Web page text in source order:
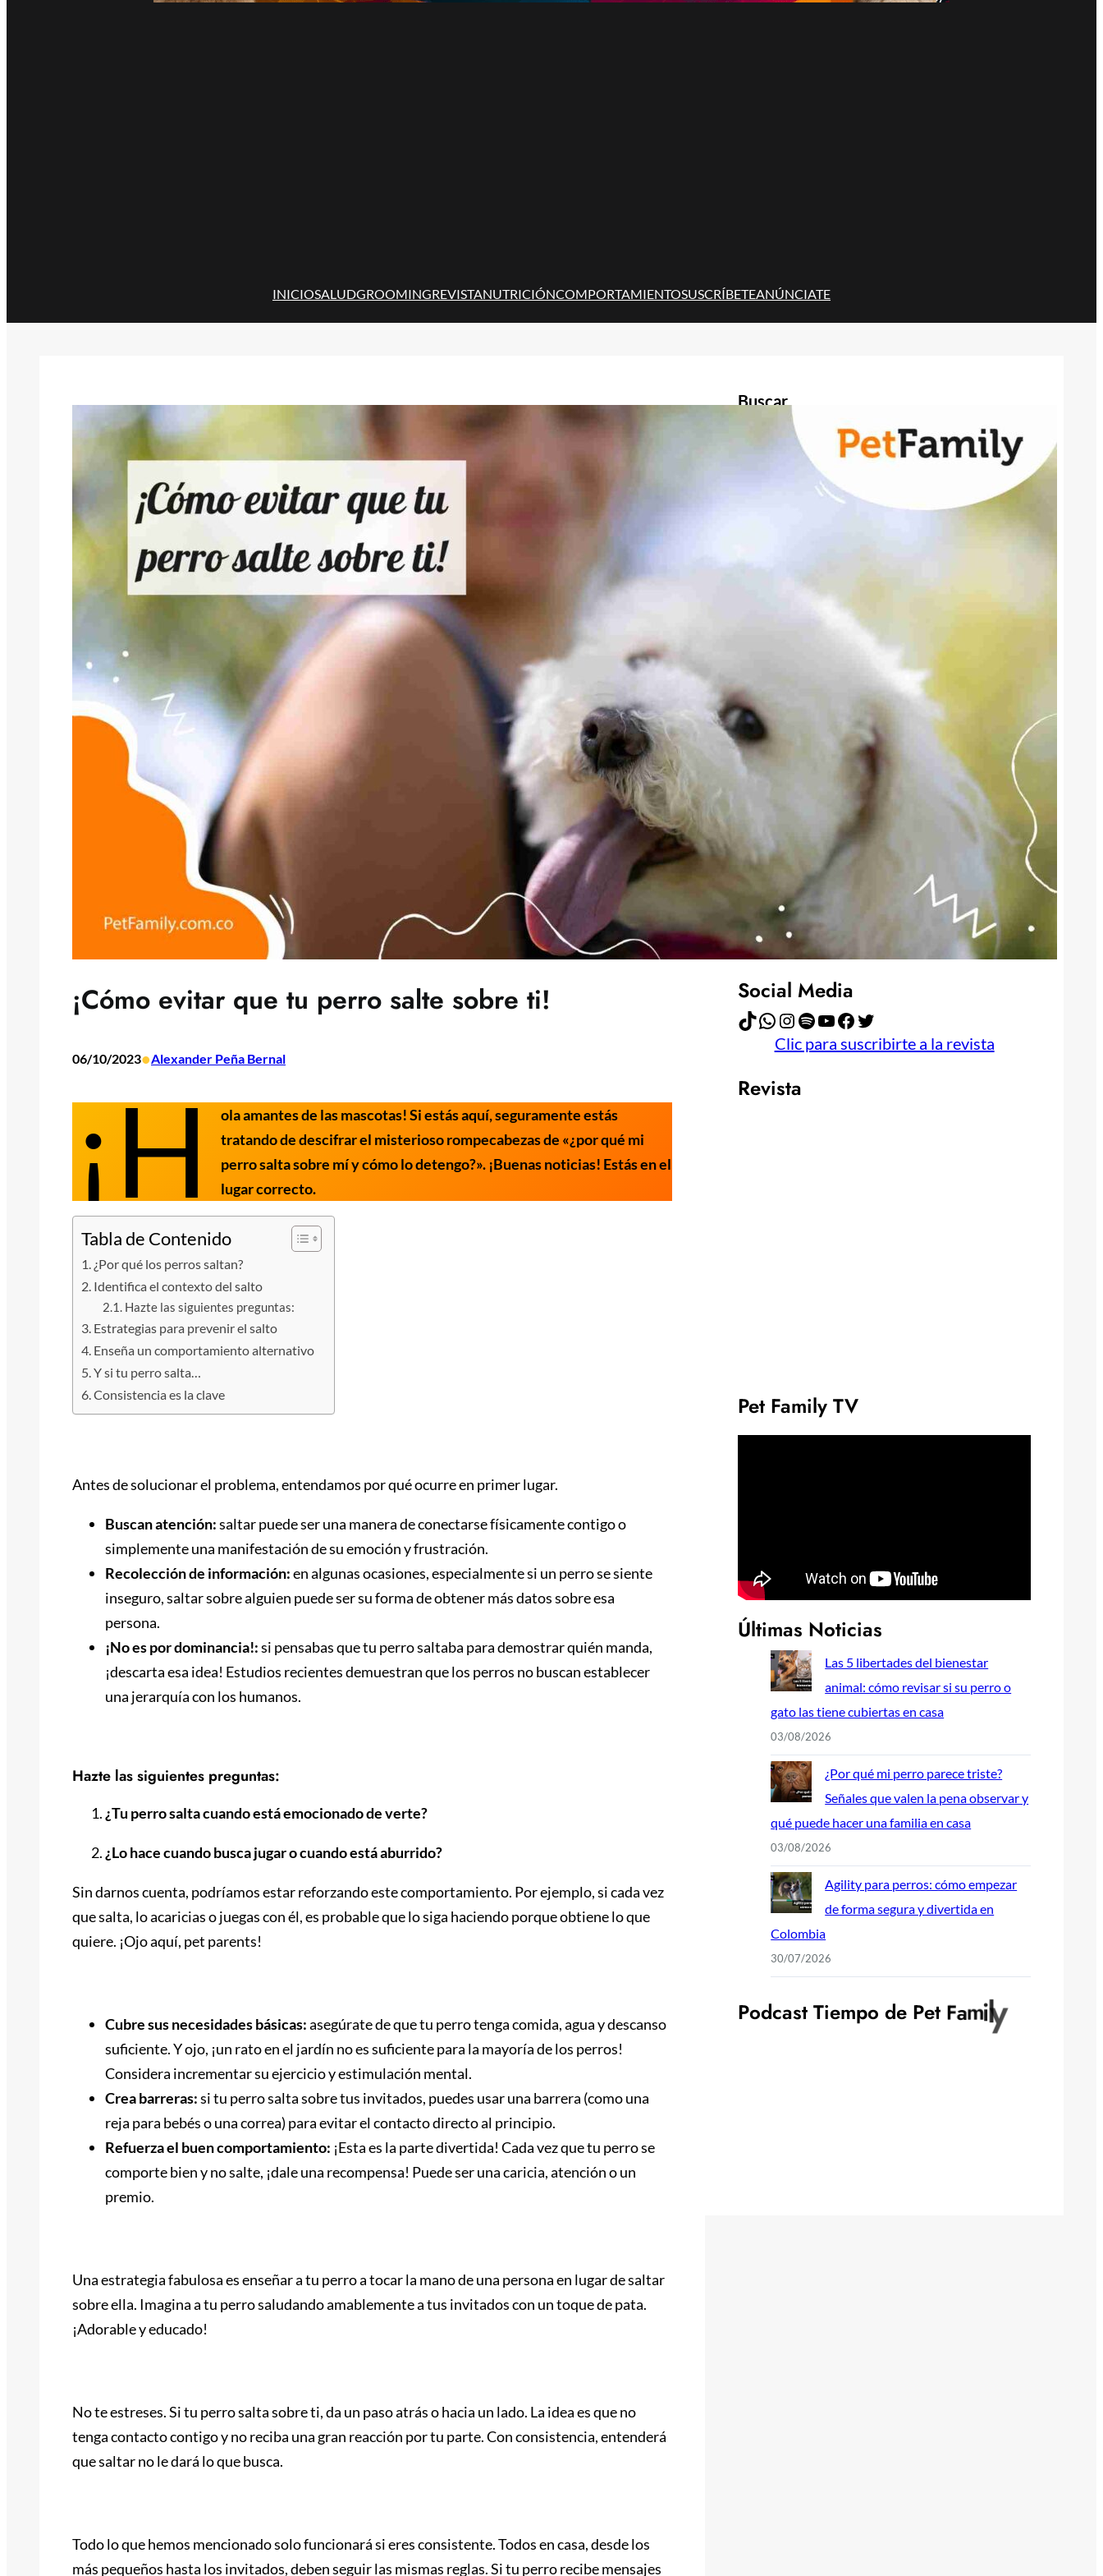
INICIOSALUDGROOMINGREVISTANUTRICIÓNCOMPORTAMIENTOSUSCRÍBETEANÚNCIATE
¡Cómo evitar que tu perro salte sobre ti!
06/10/2023•Alexander Peña Bernal
¡H
ola amantes de las mascotas! Si estás aquí, seguramente estás
tratando de descifrar el misterioso rompecabezas de «¿por qué mi
perro salta sobre mí y cómo lo detengo?». ¡Buenas noticias! Estás en el
lugar correcto.
Tabla de Contenido
¿Por qué los perros saltan?
Identifica el contexto del salto
Hazte las siguientes preguntas:
Estrategias para prevenir el salto
Enseña un comportamiento alternativo
Y si tu perro salta…
Consistencia es la clave
Antes de solucionar el problema, entendamos por qué ocurre en primer lugar.
Buscan atención:saltar puede ser una manera de conectarse físicamente contigo o
simplemente una manifestación de su emoción y frustración.
Recolección de información:en algunas ocasiones, especialmente si un perro se siente
inseguro, saltar sobre alguien puede ser su forma de obtener más datos sobre esa
persona.
¡No es por dominancia!:si pensabas que tu perro saltaba para demostrar quién manda,
¡descarta esa idea! Estudios recientes demuestran que los perros no buscan establecer
una jerarquía con los humanos.
Hazte las siguientes preguntas:
¿Tu perro salta cuando está emocionado de verte?
¿Lo hace cuando busca jugar o cuando está aburrido?
Sin darnos cuenta, podríamos estar reforzando este comportamiento. Por ejemplo, si cada vez
que salta, lo acaricias o juegas con él, es probable que lo siga haciendo porque obtiene lo que
quiere. ¡Ojo aquí, pet parents!
Cubre sus necesidades básicas:asegúrate de que tu perro tenga comida, agua y descanso
suficiente. Y ojo, ¡un rato en el jardín no es suficiente para la mayoría de los perros!
Considera incrementar su ejercicio y estimulación mental.
Crea barreras:si tu perro salta sobre tus invitados, puedes usar una barrera (como una
reja para bebés o una correa) para evitar el contacto directo al principio.
Refuerza el buen comportamiento: ¡Esta es la parte divertida! Cada vez que tu perro se
comporte bien y no salte, ¡dale una recompensa! Puede ser una caricia, atención o un
premio.
Una estrategia fabulosa es enseñar a tu perro a tocar la mano de una persona en lugar de saltar
sobre ella. Imagina a tu perro saludando amablemente a tus invitados con un toque de pata.
¡Adorable y educado!
No te estreses. Si tu perro salta sobre ti, da un paso atrás o hacia un lado. La idea es que no
tenga contacto contigo y no reciba una gran reacción por tu parte. Con consistencia, entenderá
que saltar no le dará lo que busca.
Todo lo que hemos mencionado solo funcionará si eres consistente. Todos en casa, desde los
más pequeños hasta los invitados, deben seguir las mismas reglas. Si tu perro recibe mensajes
Buscar
Publicidad
Social Media
TikTok WhatsApp Instagram Spotify YouTube Facebook Twitter
Clic para suscribirte a la revista
Revista
Pet Family TV
Últimas Noticias
Las 5 libertades del bienestar
animal: cómo revisar si su perro o
gato las tiene cubiertas en casa
03/08/2026
¿Por qué mi perro parece triste?
Señales que valen la pena observar y
qué puede hacer una familia en casa
03/08/2026
Agility para perros: cómo empezar
de forma segura y divertida en
Colombia
30/07/2026
Podcast Tiempo de Pet Family